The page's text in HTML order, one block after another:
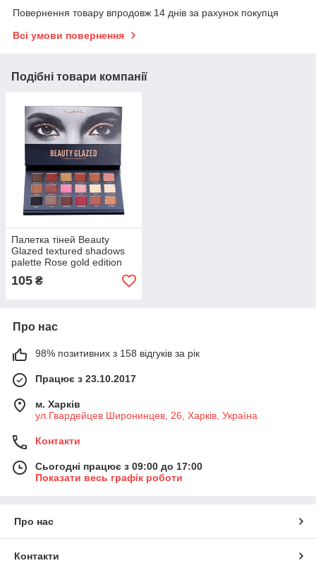
Повернення товару впродовж 14 днів за рахунок покупця
Всі умови повернення
Подібні товари компанії
Палетка тіней Beauty
Glazed textured shadows
palette Rose gold edition
18 кольорів
105 ₴
Про нас
98% позитивних з 158 відгуків за рік
Працює з 23.10.2017
м. Харків
ул.Гвардейцев Широнинцев, 26, Харків, Україна
Контакти
Сьогодні працює з 09:00 до 17:00
Показати весь графік роботи
Про нас
Контакти